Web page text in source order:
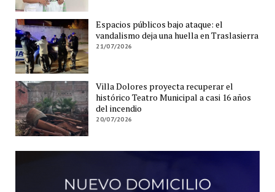
Espacios públicos bajo ataque: el
vandalismo deja una huella en Traslasierra
21/07/2026
Villa Dolores proyecta recuperar el
histórico Teatro Municipal a casi 16 años
del incendio
20/07/2026